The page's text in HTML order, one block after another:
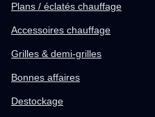
Plans / éclatés chauffage
Accessoires chauffage
Grilles & demi-grilles
Bonnes affaires
Destockage